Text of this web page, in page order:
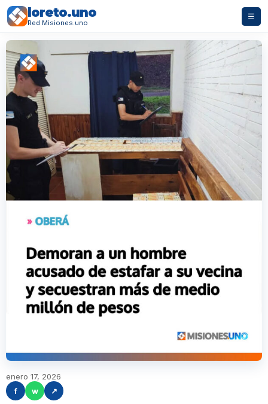
loreto.uno
Red Misiones.uno
☰
enero 17, 2026
f
w ↗